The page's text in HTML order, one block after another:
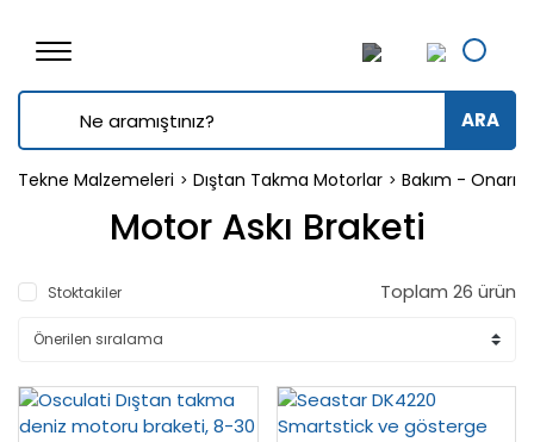
ARA
Tekne Malzemeleri Dıştan Takma Motorlar Bakım -
Motor Askı Braketi
Stoktakiler Toplam 26 ürün